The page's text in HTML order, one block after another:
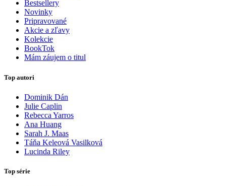
Bestsellery
Novinky
Pripravované
Akcie a zľavy
Kolekcie
BookTok
Mám záujem o titul
Top autori
Dominik Dán
Julie Caplin
Rebecca Yarros
Ana Huang
Sarah J. Maas
Táňa Keleová Vasilková
Lucinda Riley
Top série